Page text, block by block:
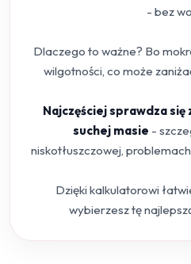
- bez
Dlaczego to ważne? Bo
wilgotności, co może
Najczęściej sprawdza się
suchej masie -
niskotłuszczowej,
Dzięki kalkulatorowi
wybierzesz tę